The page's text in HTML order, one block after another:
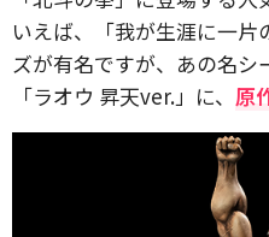
いえば、「我が生涯に一
ズが有名ですが、あの名シ
「ラオウ 昇天ver.」に、 原